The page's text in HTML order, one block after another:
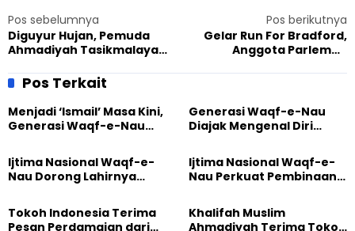
Pos sebelumnya
Diguyur Hujan, Pemuda
Ahmadiyah Tasikmalaya
Kebangsaan
Pos berikutnya
Gelar Run For Bradford,
Anggota Parlemen
Ahmadiyah Kanada
Pos Terkait
Menjadi ‘Ismail’ Masa Kini,
Generasi Waqf-e-Nau
Pengabdian
Generasi Waqf-e-Nau
Diajak Mengenal Diri
Dunia
Ijtima Nasional Waqf-e-
Nau Dorong Lahirnya
yang Militan
Ijtima Nasional Waqf-e-
Nau Perkuat Pembinaan
Masa Depan
Tokoh Indonesia Terima
Pesan Perdamaian dari
Khalifah Muslim
Ahmadiyah Terima Tokoh